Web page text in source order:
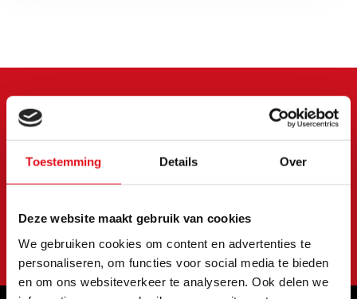
Toestemming Details Over
Deze website maakt gebruik van cookies
We gebruiken cookies om content en advertenties te
personaliseren, om functies voor social media te bieden
en om ons websiteverkeer te analyseren. Ook delen we
nieuwsbrief